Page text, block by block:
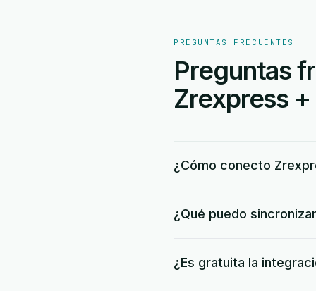
PREGUNTAS FRECUENTES
Preguntas
Zrexpress
¿Cómo conecto
¿Qué puedo
¿Es gratuita la